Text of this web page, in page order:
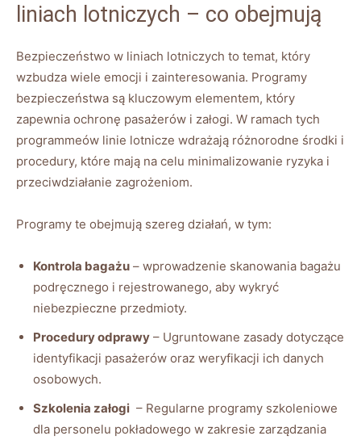
liniach lotniczych – co obejmują
Bezpieczeństwo w​ liniach lotniczych ‌to temat, ‍który
wzbudza wiele emocji i zainteresowania. Programy
bezpieczeństwa są kluczowym elementem, który
zapewnia ‍ochronę pasażerów i załogi. W ⁤ramach ⁣tych
programmeów linie‌ lotnicze wdrażają różnorodne środki i
procedury, które mają na celu ‍minimalizowanie ryzyka i
przeciwdziałanie zagrożeniom.
Programy te obejmują szereg ​działań, w tym:
Kontrola bagażu – wprowadzenie skanowania bagażu
podręcznego i rejestrowanego, aby wykryć
niebezpieczne ‌przedmioty.
Procedury odprawy – Ugruntowane ⁢zasady dotyczące
identyfikacji pasażerów oraz weryfikacji ich danych
osobowych.
Szkolenia ⁢załogi ​ –‍ Regularne programy szkoleniowe
dla personelu pokładowego w zakresie zarządzania